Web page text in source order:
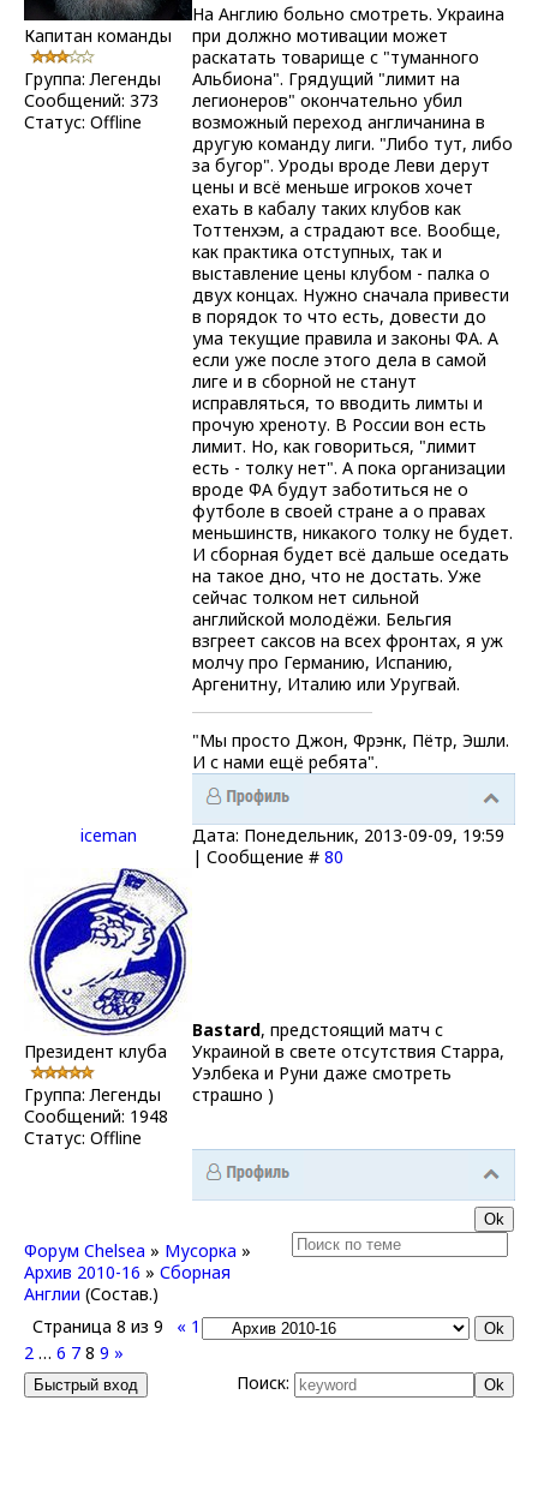
Капитан команды
Группа: Легенды
Сообщений: 373
Статус: Offline
На Англию больно смотреть. Украина
при должно мотивации может
раскатать товарище с "туманного
Альбиона". Грядущий "лимит на
легионеров" окончательно убил
возможный переход англичанина в
другую команду лиги. "Либо тут, либо
за бугор". Уроды вроде Леви дерут
цены и всё меньше игроков хочет
ехать в кабалу таких клубов как
Тоттенхэм, а страдают все. Вообще,
как практика отступных, так и
выставление цены клубом - палка о
двух концах. Нужно сначала привести
в порядок то что есть, довести до
ума текущие правила и законы ФА. А
если уже после этого дела в самой
лиге и в сборной не станут
исправляться, то вводить лимты и
прочую хреноту. В России вон есть
лимит. Но, как говориться, "лимит
есть - толку нет". А пока организации
вроде ФА будут заботиться не о
футболе в своей стране а о правах
меньшинств, никакого толку не будет.
И сборная будет всё дальше оседать
на такое дно, что не достать. Уже
сейчас толком нет сильной
английской молодёжи. Бельгия
взгреет саксов на всех фронтах, я уж
молчу про Германию, Испанию,
Аргенитну, Италию или Уругвай.
"Мы просто Джон, Фрэнк, Пётр, Эшли.
И с нами ещё ребята".
iceman
Дата: Понедельник, 2013-09-09, 19:59
| Сообщение # 80
Президент клуба
Группа: Легенды
Сообщений: 1948
Статус: Offline
Bastard, предстоящий матч с
Украиной в свете отсутствия Старра,
Уэлбека и Руни даже смотреть
страшно )
Форум Chelsea » Мусорка »
Архив 2010-16 » Сборная
Англии (Состав.)
Страница 8 из 9 « 1
2 … 6 7 8 9 »
Поиск: